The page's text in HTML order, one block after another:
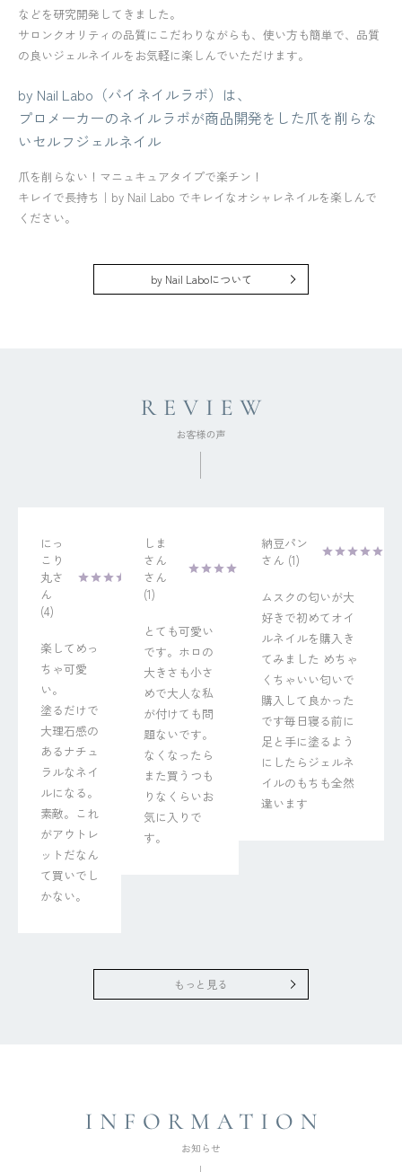
などを研究開発してきました。
サロンクオリティの品質にこだわりながらも、使い方も簡単で、品質
の良いジェルネイルをお気軽に楽しんでいただけます。
by Nail Labo（バイネイルラボ）は、
プロメーカーのネイルラボが商品開発をした爪を削らな
いセルフジェルネイル
爪を削らない！マニュキュアタイプで楽チン！
キレイで長持ち｜by Nail Labo でキレイなオシャレネイルを楽しんで
ください。
by Nail Laboについて
にっ
こり
丸
4
楽してめっ
ちゃ可愛
い。
塗るだけで
大理石感の
あるナチュ
ラルなネイ
ルになる。
素敵。これ
がアウトレ
ットだなん
て買いでし
かない。
しま
さん
1
とても可愛い
です。ホロの
大きさも小さ
めで大人な私
が付けても問
題ないです。
なくなったら
また買うつも
りなくらいお
気に入りで
す。
納豆パン
1
ムスクの匂いが大
好きで初めてオイ
ルネイルを購入き
てみました めちゃ
くちゃいい匂いで
購入して良かった
です毎日寝る前に
足と手に塗るよう
にしたらジェルネ
イルのもちも全然
違います
もっと見る